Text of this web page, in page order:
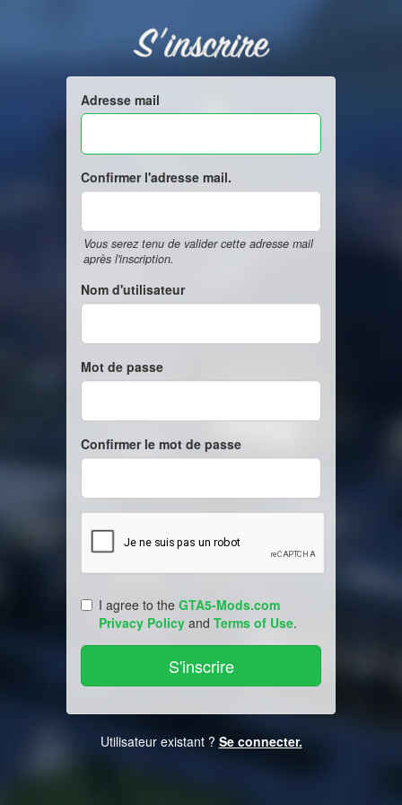
S'inscrire
Adresse mail
Confirmer l'adresse mail.
Vous serez tenu de valider cette adresse mail
après l'inscription.
Nom d'utilisateur
Mot de passe
Confirmer le mot de passe
I agree to the GTA5-Mods.com
Privacy Policy and Terms of Use.
Utilisateur existant ? Se connecter.